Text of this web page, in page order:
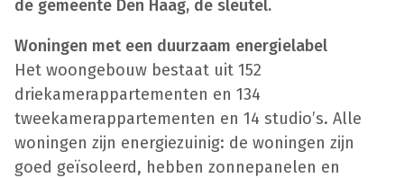
de gemeente Den Haag, de sleutel.
Woningen met een duurzaam energielabel
Het woongebouw bestaat uit 152
driekamerappartementen en 134
tweekamerappartementen en 14 studio’s. Alle
woningen zijn energiezuinig: de woningen zijn
goed geïsoleerd, hebben zonnepanelen en